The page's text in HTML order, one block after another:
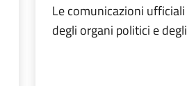
Le comunicazioni
degli organi politici e